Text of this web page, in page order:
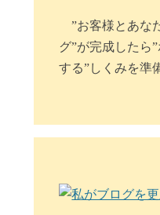
”お客様とあな
グ”が完成したら
する”しくみを準